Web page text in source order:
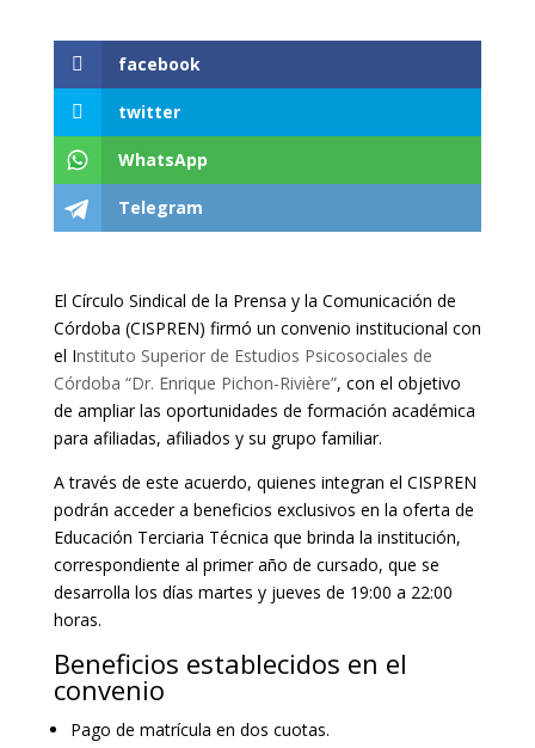
facebook
twitter
WhatsApp
Telegram
El Círculo Sindical de la Prensa y la Comunicación de
Córdoba (CISPREN) firmó un convenio institucional con
el Instituto Superior de Estudios Psicosociales de
Córdoba “Dr. Enrique Pichon-Rivière”, con el objetivo
de ampliar las oportunidades de formación académica
para afiliadas, afiliados y su grupo familiar.
A través de este acuerdo, quienes integran el CISPREN
podrán acceder a beneficios exclusivos en la oferta de
Educación Terciaria Técnica que brinda la institución,
correspondiente al primer año de cursado, que se
desarrolla los días martes y jueves de 19:00 a 22:00
horas.
Beneficios establecidos en el
convenio
Pago de matrícula en dos cuotas.